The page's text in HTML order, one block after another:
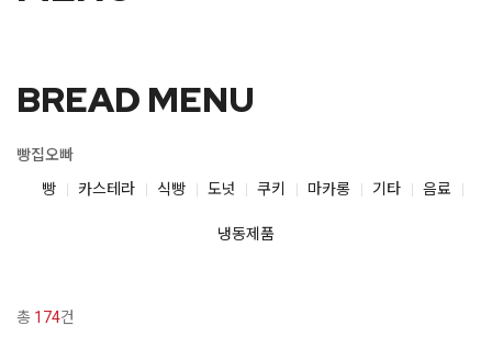
BREAD MENU
빵집오빠
빵
카스테라 식빵 도넛 쿠키 마카롱 기타 음료
냉동제품
총 174건